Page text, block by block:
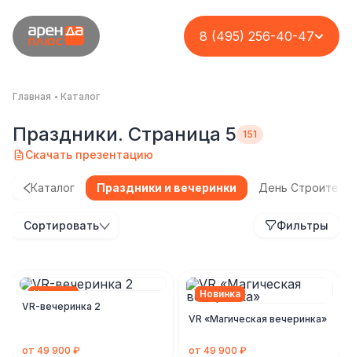
8 (495) 256-40-47
Главная Каталог
Праздники. Страница 5
Скачать презентацию
Каталог Праздники и вечеринки День Строителя
Сортировать Фильтры
Новинка
VR-вечеринка 2
от 49 900 ₽
Новинка
VR «Магическая вечеринка»
от 49 900 ₽